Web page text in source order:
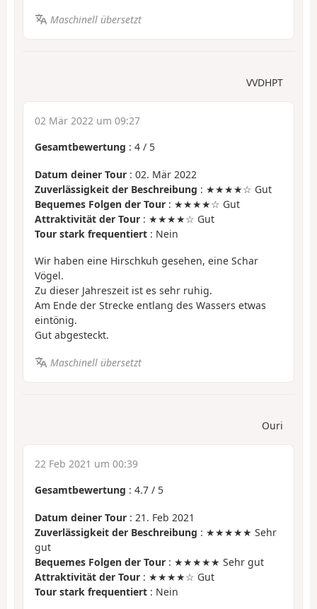
Maschinell übersetzt
VVDHPT
02 Mär 2022 um 09:27
Gesamtbewertung : 4 / 5
Datum deiner Tour : 02. Mär 2022
Zuverlässigkeit der Beschreibung : ★★★★☆ Gut
Bequemes Folgen der Tour : ★★★★☆ Gut
Attraktivität der Tour : ★★★★☆ Gut
Tour stark frequentiert : Nein
Wir haben eine Hirschkuh gesehen, eine Schar
Vögel.
Zu dieser Jahreszeit ist es sehr ruhig.
Am Ende der Strecke entlang des Wassers etwas
eintönig.
Gut abgesteckt.
Maschinell übersetzt
Ouri
22 Feb 2021 um 00:39
Gesamtbewertung : 4.7 / 5
Datum deiner Tour : 21. Feb 2021
Zuverlässigkeit der Beschreibung : ★★★★★ Sehr
gut
Bequemes Folgen der Tour : ★★★★★ Sehr gut
Attraktivität der Tour : ★★★★☆ Gut
Tour stark frequentiert : Nein